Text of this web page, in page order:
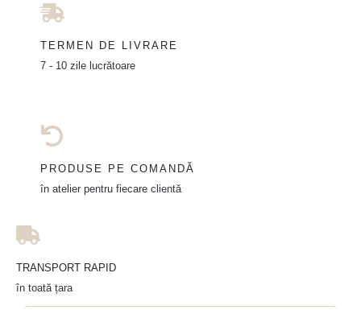
TERMEN DE LIVRARE
7 - 10 zile lucrătoare
PRODUSE PE COMANDĂ
în atelier pentru fiecare clientă
TRANSPORT RAPID
în toată țara